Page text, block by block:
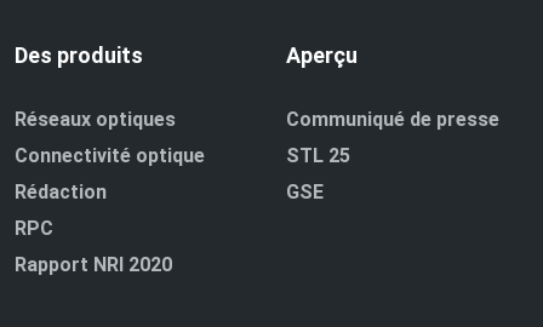
Des produits
Réseaux optiques
Connectivité optique
Rédaction
RPC
Rapport NRI 2020
Aperçu
Communiqué de presse
STL 25
GSE